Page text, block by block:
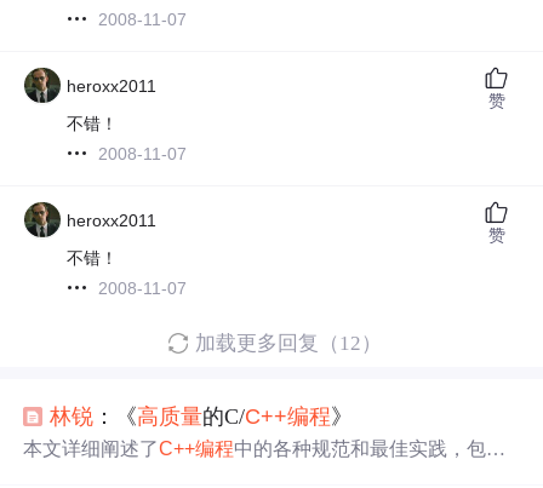
2008-11-07
heroxx2011
不错！
2008-11-07
赞
heroxx2011
不错！
2008-11-07
赞
加载更多回复（12）
林锐 ：《高质量的C/C++编程》
本文详细阐述了C++编程中的各种规范和最佳实践，包括